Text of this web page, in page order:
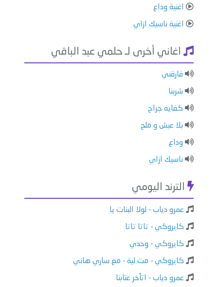
اغنية وداع
اغنية ناسيك ازاي
اغاني أخرى لـ حلمي عبد الباقي
فارقني
شربنا
كفايه جراح
بلا عيش و ملح
وداع
ناسيك ازاي
الترند اليومي
عمرو دياب - لولا البنات يا
كايروكي - تاتا تاتا
كايروكي - وحدي
كايروكي - مت لية - مع ساري هاني
عمرو دياب - اتأخر عتابنا